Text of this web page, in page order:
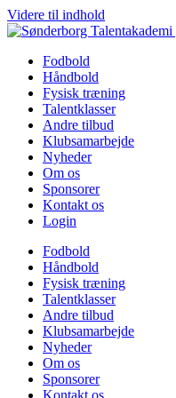
Videre til indhold
Fodbold
Håndbold
Fysisk træning
Talentklasser
Andre tilbud
Klubsamarbejde
Nyheder
Om os
Sponsorer
Kontakt os
Login
Fodbold
Håndbold
Fysisk træning
Talentklasser
Andre tilbud
Klubsamarbejde
Nyheder
Om os
Sponsorer
Kontakt os